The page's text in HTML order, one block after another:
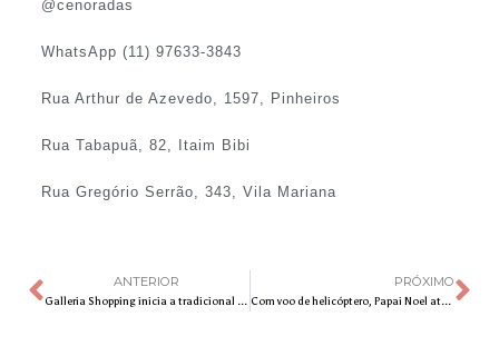
@cenoradas
WhatsApp (11) 97633-3843
Rua Arthur de Azevedo, 1597, Pinheiros
Rua Tabapuã, 82, Itaim Bibi
Rua Gregório Serrão, 343, Vila Mariana
ANTERIOR
Galleria Shopping inicia a tradicional temporada de corais natalinos
PRÓXIMO
Com voo de helicóptero, Papai Noel aterrissa no Paulínia Winner Mall Shopping nesta sexta (1º)